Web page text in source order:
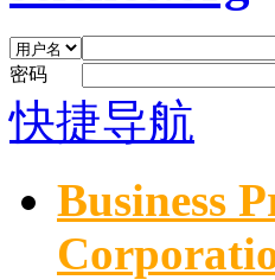
密码
快捷导航
Business